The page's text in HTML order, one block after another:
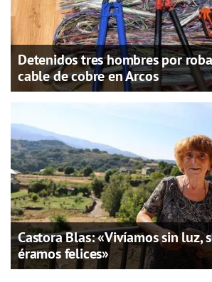
Detenidos tres hombres por
cable de cobre en Arcos
Castora Blas: «Vivíamos sin luz,
éramos felices»